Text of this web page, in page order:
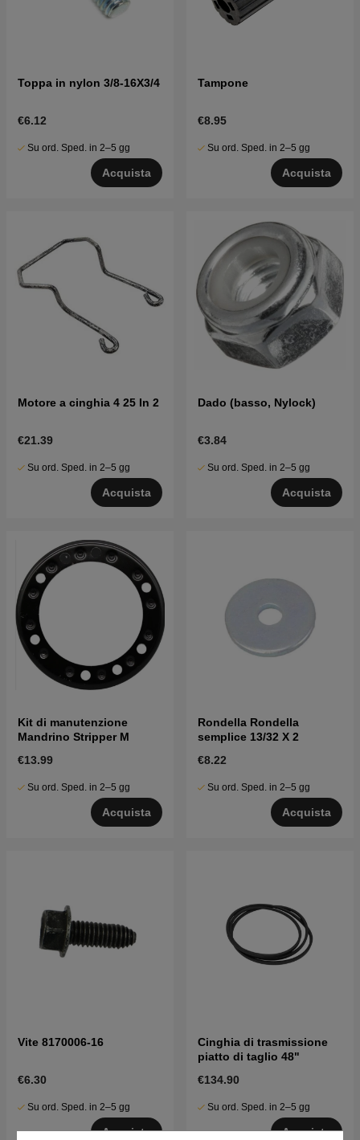
Toppa in nylon 3/8-16X3/4
€6.12
Su ord. Sped. in 2–5 gg
Acquista
Tampone
€8.95
Su ord. Sped. in 2–5 gg
Acquista
Motore a cinghia 4 25 In 2
€21.39
Su ord. Sped. in 2–5 gg
Acquista
Dado (basso, Nylock)
€3.84
Su ord. Sped. in 2–5 gg
Acquista
Kit di manutenzione
Mandrino Stripper M
€13.99
Su ord. Sped. in 2–5 gg
Acquista
Rondella Rondella
semplice 13/32 X 2
€8.22
Su ord. Sped. in 2–5 gg
Acquista
Vite 8170006-16
€6.30
Su ord. Sped. in 2–5 gg
Acquista
Cinghia di trasmissione
piatto di taglio 48"
€134.90
Su ord. Sped. in 2–5 gg
Acquista